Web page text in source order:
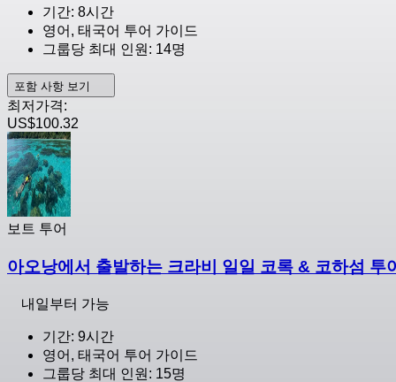
기간: 8시간
영어, 태국어 투어 가이드
그룹당 최대 인원: 14명
포함 사항 보기
최저가격:
US$100.32
보트 투어
아오낭에서 출발하는 크라비 일일 코록 & 코하섬 투
내일부터 가능
기간: 9시간
영어, 태국어 투어 가이드
그룹당 최대 인원: 15명